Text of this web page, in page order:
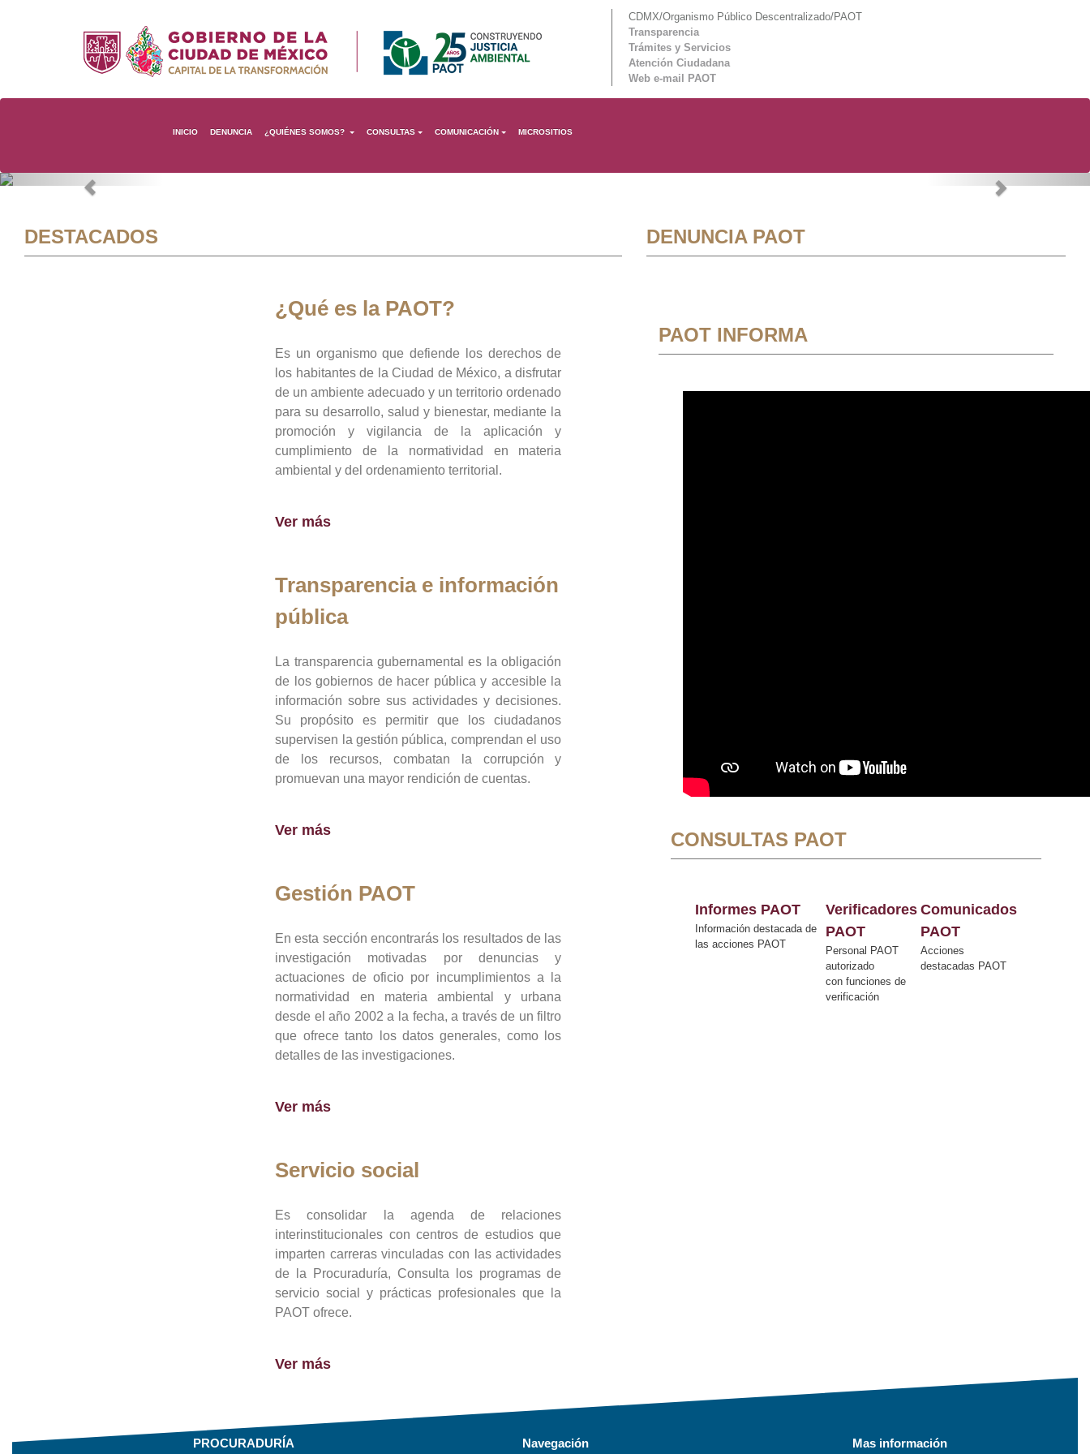
CDMX/Organismo Público Descentralizado/PAOT
Transparencia
Trámites y Servicios
Atención Ciudadana
Web e-mail PAOT
INICIO DENUNCIA ¿QUIÉNES SOMOS? CONSULTAS COMUNICACIÓN MICROSITIOS
Previous Next
DESTACADOS
¿Qué es la PAOT?
Es un organismo que defiende los derechos de
los habitantes de la Ciudad de México, a disfrutar
de un ambiente adecuado y un territorio ordenado
para su desarrollo, salud y bienestar, mediante la
promoción y vigilancia de la aplicación y
cumplimiento de la normatividad en materia
ambiental y del ordenamiento territorial.
Ver más
Transparencia e información
pública
La transparencia gubernamental es la obligación
de los gobiernos de hacer pública y accesible la
información sobre sus actividades y decisiones.
Su propósito es permitir que los ciudadanos
supervisen la gestión pública, comprendan el uso
de los recursos, combatan la corrupción y
promuevan una mayor rendición de cuentas.
Ver más
Gestión PAOT
En esta sección encontrarás los resultados de las
investigación motivadas por denuncias y
actuaciones de oficio por incumplimientos a la
normatividad en materia ambiental y urbana
desde el año 2002 a la fecha, a través de un filtro
que ofrece tanto los datos generales, como los
detalles de las investigaciones.
Ver más
Servicio social
Es consolidar la agenda de relaciones
interinstitucionales con centros de estudios que
imparten carreras vinculadas con las actividades
de la Procuraduría, Consulta los programas de
servicio social y prácticas profesionales que la
PAOT ofrece.
Ver más
DENUNCIA PAOT
PAOT INFORMA
CONSULTAS PAOT
Informes PAOT
Información destacada de
las acciones PAOT
Verificadores
PAOT
Personal PAOT
autorizado
con funciones de
verificación
Comunicados
PAOT
Acciones
destacadas PAOT
PROCURADURÍA Navegación Mas información